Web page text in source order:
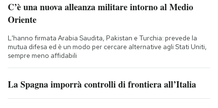
C’è una nuova alleanza militare intorno al Medio
Oriente
L'hanno firmata Arabia Saudita, Pakistan e Turchia: prevede la
mutua difesa ed è un modo per cercare alternative agli Stati Uniti,
sempre meno affidabili
La Spagna imporrà controlli di frontiera all’Italia